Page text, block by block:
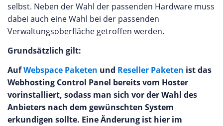
selbst. Neben der Wahl der passenden Hardware muss
dabei auch eine Wahl bei der passenden
Verwaltungsoberfläche getroffen werden.
Grundsätzlich gilt:
AufWebspace Paketen und Reseller Paketen ist das
Webhosting Control Panel bereits vom Hoster
vorinstalliert, sodass man sich vor der Wahl des
Anbieters nach dem gewünschten System
erkundigen sollte. Eine Änderung ist hier im